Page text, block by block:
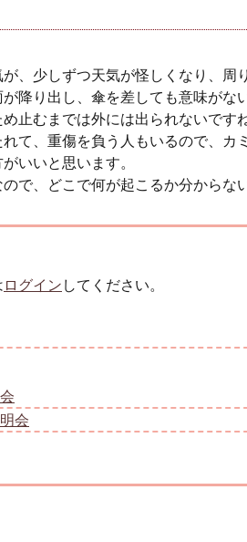
、少しずつ天気が怪しくなり、周
降り出し、傘を差しても意味がな
止むまでは外には出られないですね
て、重傷を負う人もいるので、カ
いいと思います。
で、どこで何が起こるか分からな
ログイン してください。
会